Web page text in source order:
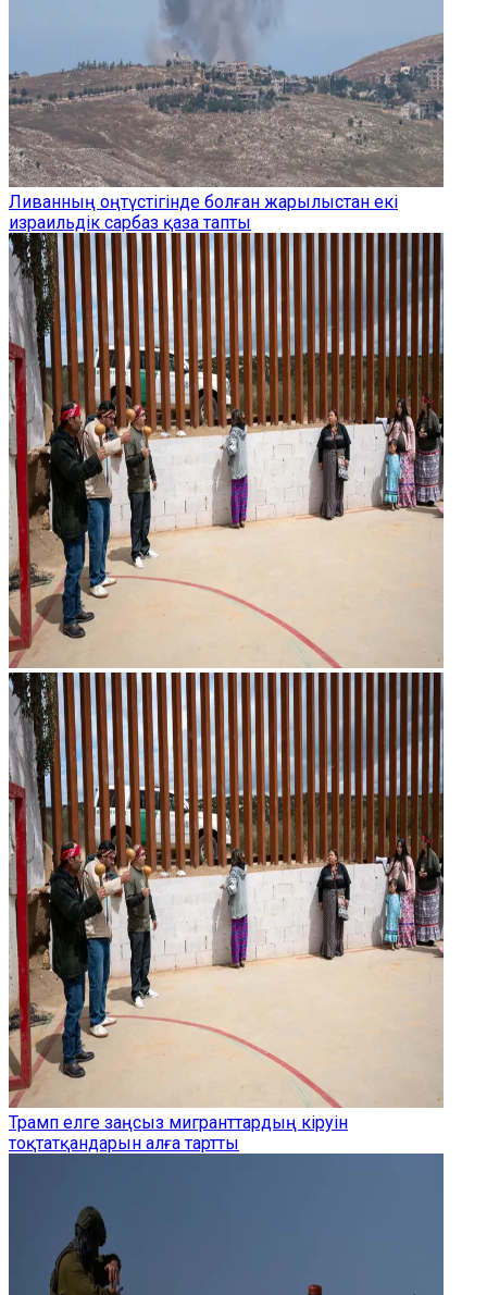
Ливанның оңтүстігінде болған жарылыстан екі
израильдік сарбаз қаза тапты
Трамп елге заңсыз мигранттардың кіруін
тоқтатқандарын алға тартты